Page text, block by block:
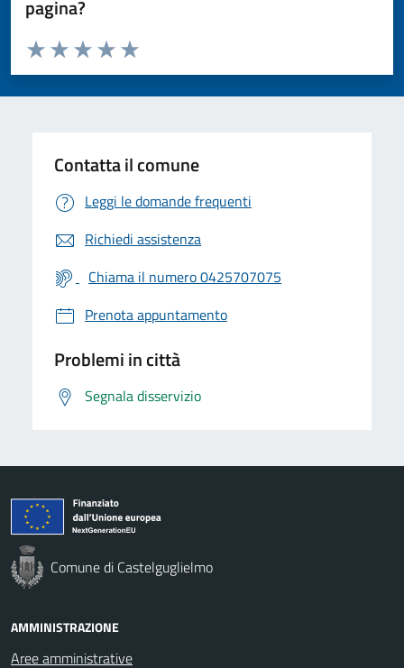
pagina?
Valuta da 1 a 5 stelle la pagina
Valuta 5 stelle su 5
Valuta 4 stelle su 5
Valuta 3 stelle su 5
Valuta 2 stelle su 5
Valuta 1 stelle su 5
Contatta il comune
Leggi le domande frequenti
Richiedi assistenza
Chiama il numero 0425707075
Prenota appuntamento
Problemi in città
Segnala disservizio
Comune di Castelguglielmo
AMMINISTRAZIONE
Aree amministrative